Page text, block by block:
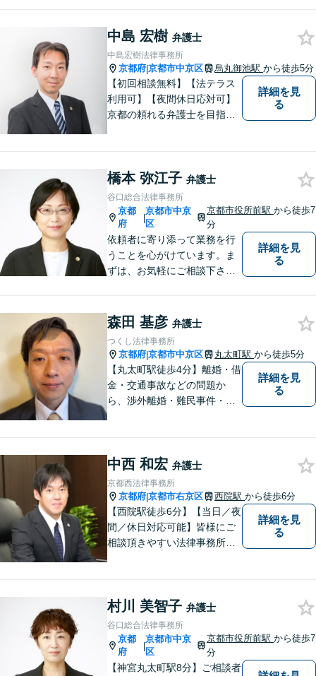
中島 宏樹 弁護士
中島宏樹法律事務所
京都府|京都市中京区 烏丸御池駅 から徒歩5分
【初回相談無料】【法テラス
利用可】【夜間休日応対可】
京都の頼れる弁護士を目指し
ます。
詳細を見
る
橋本 弥江子 弁護士
谷口総合法律事務所
京都
府
|
京都市中京
区
京都市役所前駅から徒歩7
分
依頼者に寄り添って業務を行
うことを心がけています。ま
ずは、お気軽にご相談下さ
詳細を見
る
森田 基彦 弁護士
つくし法律事務所
京都府|京都市中京区 丸太町駅 から徒歩5分
【丸太町駅徒歩4分】離婚・借
金・交通事故などの問題か
ら、渉外離婚・難民事件・医
待ちしています。
詳細を見
る
中西 和宏 弁護士
京都西法律事務所
京都府|京都市右京区 西院駅 から徒歩6分
【西院駅徒歩6分】【当日／夜
間／休日対応可能】皆様にご
相談頂きやすい法律事務所を
応可能。【法テラス利用可】
ご相談者様に寄り添って対
応。お悩みの方はお気軽にご
相談ください。
詳細を見
る
村川 美智子 弁護士
谷口総合法律事務所
京都
府
|
京都市中京
区
京都市役所前駅から徒歩7
分
【神宮丸太町駅8分】ご相談者